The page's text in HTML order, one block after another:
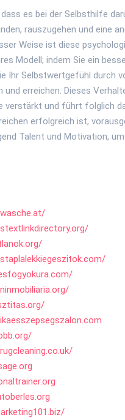
es bei der Selbsthilfe
rauszugehen und eine
Weise ist diese
Modell; indem Sie ein
Ihr Selbstwertgefühl durch
und erreichen. Dieses
verstärkt und führt folglich
erfolgreich ist,
Talent und Motivation,
com/
com/
org/
rugcleaning.co.uk/
org
org